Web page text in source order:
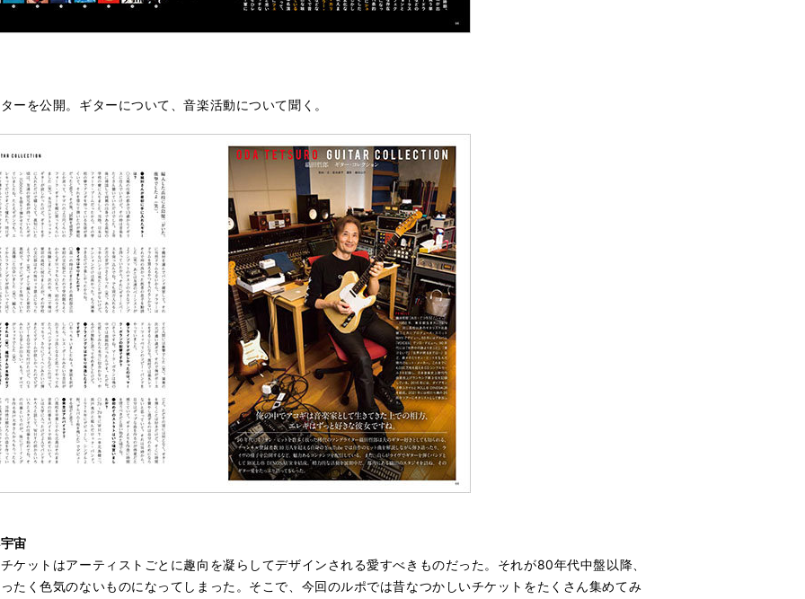
ーを公開。ギターについて、音楽活動について聞く。
宙
ケットはアーティストごとに趣向を凝らしてデザインされる愛すべきものだった。それが80年代中盤以降、
たく色気のないものになってしまった。そこで、今回のルポでは昔なつかしいチケットをたくさん集めてみ